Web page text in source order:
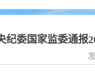
纪委国家监委通报